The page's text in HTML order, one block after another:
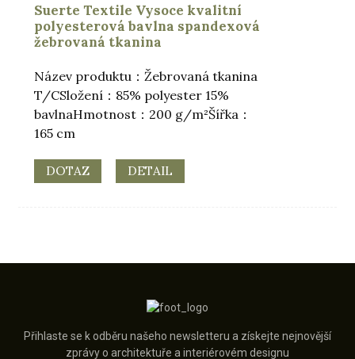
Suerte Textile Vysoce kvalitní
polyesterová bavlna spandexová
žebrovaná tkanina
Název produktu：Žebrovaná tkanina
T/CSložení：85% polyester 15%
bavlnaHmotnost：200 g/m²Šířka：
165 cm
DOTAZ DETAIL
Přihlaste se k odběru našeho newsletteru a získejte nejnovější
zprávy o architektuře a interiérovém designu